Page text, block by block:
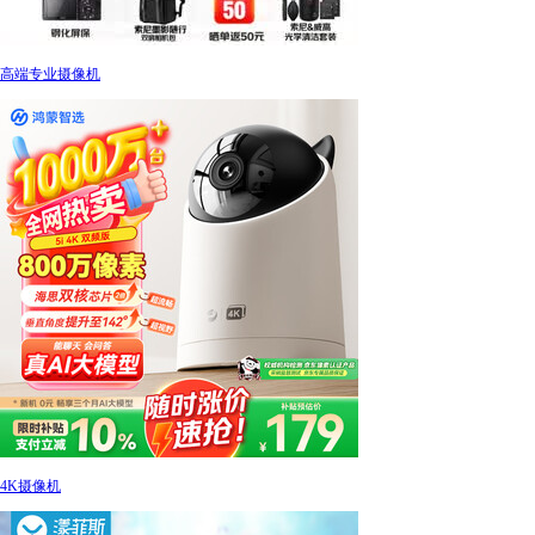
高端专业摄像机
4K摄像机